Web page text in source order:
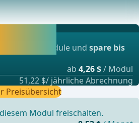
Allgemein-, Viszeral- und
und Thor
Lernmodule undspare bis
ab 4,26 $/ Modul
51,22 $/ jährliche Abrechnung
Preisübersicht
Modul freischalten.